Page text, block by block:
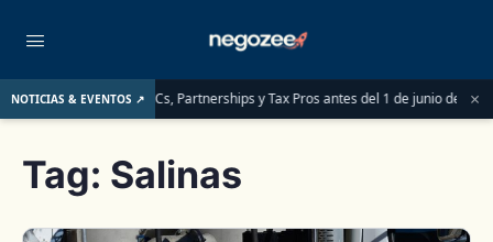
NOTICIAS & EVENTOS ↗
deben saber las LLCs, Partnerships y Tax Pros antes del 1 de junio de 2026 ×
Tag: Salinas